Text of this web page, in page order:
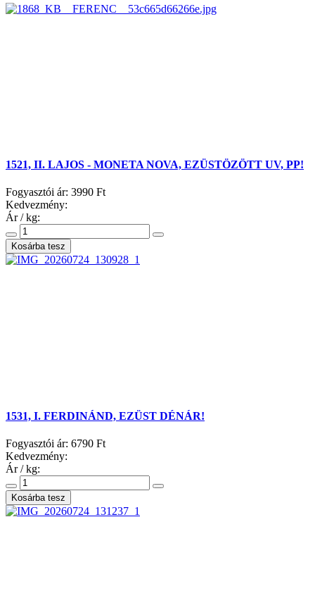
1521, II. LAJOS - MONETA NOVA, EZÜSTÖZÖTT UV, PP!
Fogyasztói ár: 3990 Ft
Kedvezmény:
Ár / kg:
1531, I. FERDINÁND, EZÜST DÉNÁR!
Fogyasztói ár: 6790 Ft
Kedvezmény:
Ár / kg: